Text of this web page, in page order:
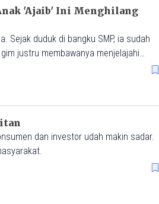
'Ajaib' Ini Menghilang
Sejak duduk di bangku SMP, ia sudah
justru membawanya menjelajahi
dan investor udah makin sadar.